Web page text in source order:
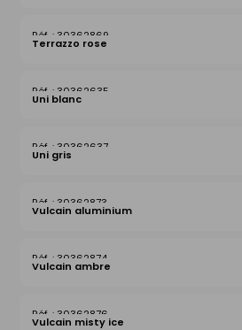
30362869
Terrazzo rose
30362635
Uni blanc
30362637
Uni gris
30362873
Vulcain aluminium
30362874
Vulcain ambre
30362876
Vulcain misty ice